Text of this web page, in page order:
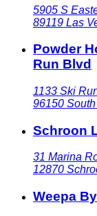
5905 S
89119 Las
Powder
Run Blvd
1133 Ski
96150
Schroon
31 Marina
12870
Weepa